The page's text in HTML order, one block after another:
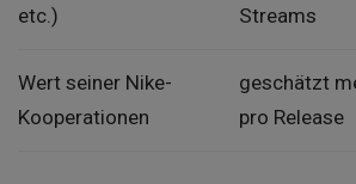
etc.)
Streams
Wert seiner Nike-
Kooperationen
geschätzt
pro Release